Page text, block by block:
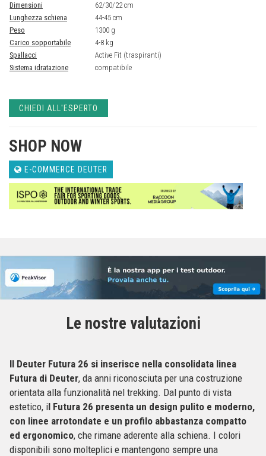
Dimensioni
62/30/22 cm
Lunghezza schiena
44-45 cm
Peso
1300 g
Carico sopportabile
4-8 kg
Spallacci
Active Fit (traspiranti)
Sistema idratazione
compatibile
CHIEDI ALL'ESPERTO
SHOP NOW
E-COMMERCE DEUTER
Le nostre valutazioni
Il Deuter Futura 26 si inserisce nella consolidata linea
Futura di Deuter, da anni riconosciuta per una costruzione
orientata alla funzionalità nel trekking. Dal punto di vista
estetico, il Futura 26 presenta un design pulito e moderno,
con linee arrotondate e un profilo abbastanza compatto
ed ergonomico, che rimane aderente alla schiena. I colori
disponibili sono molteplici e mantengono sempre una